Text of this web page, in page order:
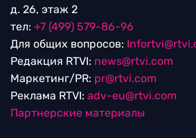
д. 26, этаж 2
тел: +7 (499) 579-86-96
Для общих вопросов:
Редакция RTVI: news@rtvi.com
Маркетинг/PR: pr@rtvi.com
Реклама RTVI: adv-eu@rtvi.com
Партнерские материалы